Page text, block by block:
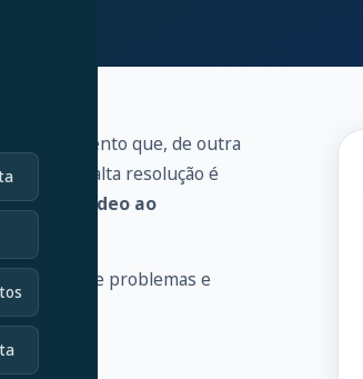
encanamento que, de outra
de alta resolução é
de vídeo ao
de problemas e